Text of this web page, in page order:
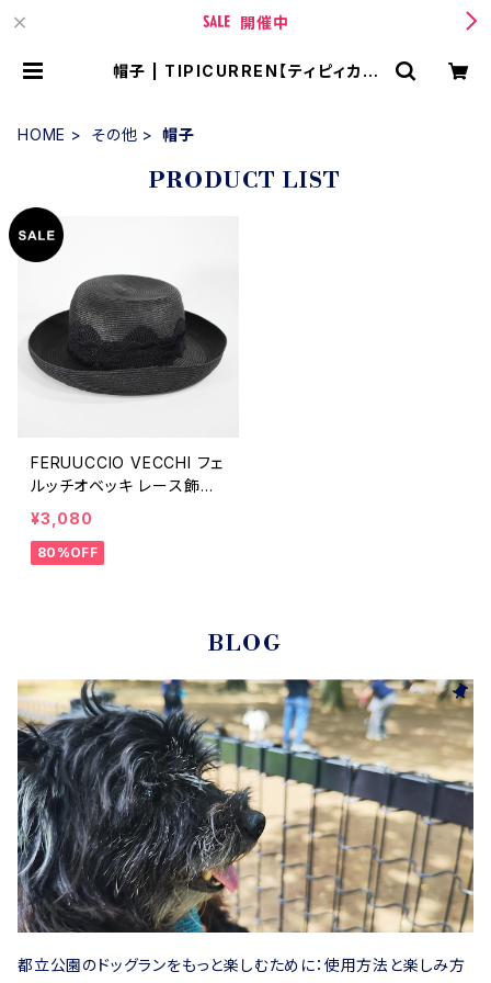
開催中
帽子 | TIPICURREN【ティピィカレ
HOME その他 帽子
PRODUCT LIST
FERUUCCIO VECCHI フェ
ルッチオベッキ レース飾り
ストローハット
¥3,080
80%OFF
BLOG
都立公園のドッグランをもっと楽しむために：使用方法と楽しみ方